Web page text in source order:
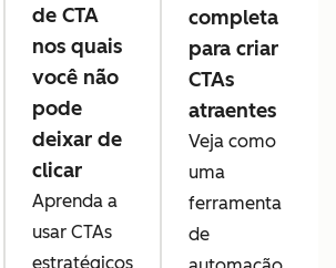
de CTA
nos quais
você não
pode
deixar de
clicar
Aprenda a
usar CTAs
estratégicos
completa
para criar
CTAs
atraentes
Veja como
uma
ferramenta
de